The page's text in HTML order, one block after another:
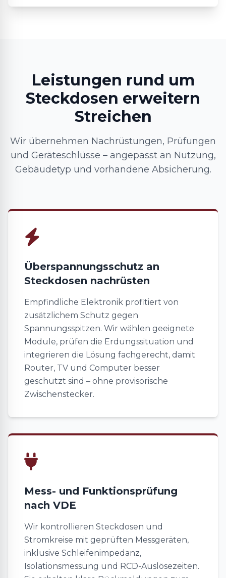
Leistungen rund um
Steckdosen erweitern
Streichen
Wir übernehmen Nachrüstungen, Prüfungen
und Geräteschlüsse – angepasst an Nutzung,
Gebäudetyp und vorhandene Absicherung.
Überspannungsschutz an
Steckdosen nachrüsten
Empfindliche Elektronik profitiert von
zusätzlichem Schutz gegen
Spannungsspitzen. Wir wählen geeignete
Module, prüfen die Erdungssituation und
integrieren die Lösung fachgerecht, damit
Router, TV und Computer besser
geschützt sind – ohne provisorische
Zwischenstecker.
Mess- und Funktionsprüfung
nach VDE
Wir kontrollieren Steckdosen und
Stromkreise mit geprüften Messgeräten,
inklusive Schleifenimpedanz,
Isolationsmessung und RCD-Auslösezeiten.